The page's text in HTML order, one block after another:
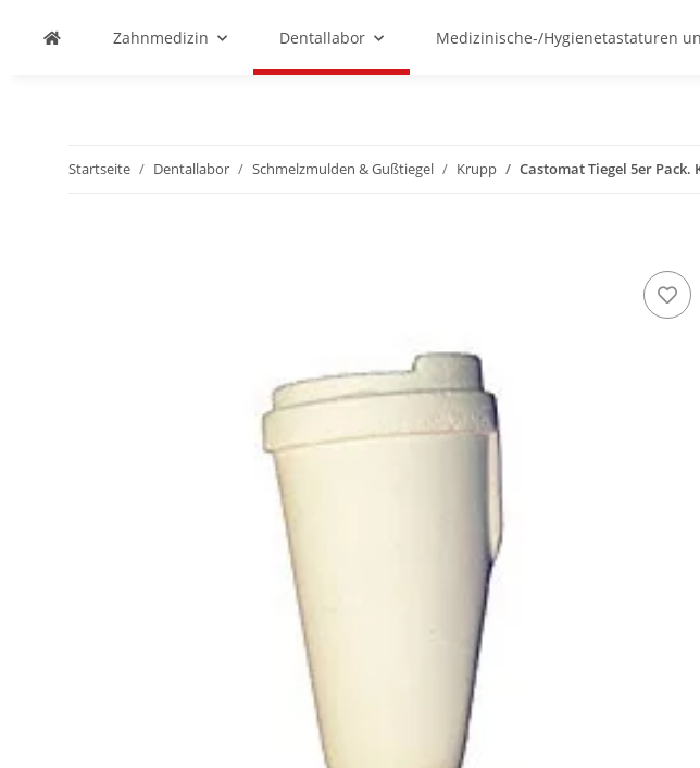
Zahnmedizin Dentallabor Medizinische-/Hygienetastaturen
Startseite Dentallabor Schmelzmulden & Gußtiegel Krupp Castomat Tiegel 5er